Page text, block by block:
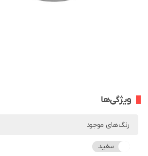
ویژگی‌ها
رنگ‌های موجود
سفید